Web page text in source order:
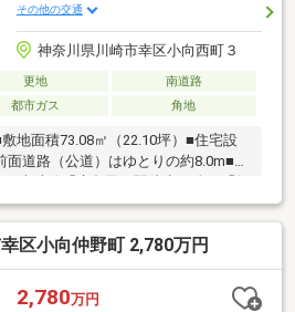
その他の交通
神奈川県川崎市幸区小向西町３
更地
南道路
都市ガス 角地
地面積73.08㎡（22.10坪）■住宅設
道路（公道）はゆとりの約8.0m■駅
・湘南新宿ライン「新川崎」駅徒歩
ターなどの買い物施設が徒歩圏■遊具
育てにもやさしい環境■お好きなハ
社でも建物建築承ります》※図面と
先します
区小向仲野町 2,780万円
2,780万円